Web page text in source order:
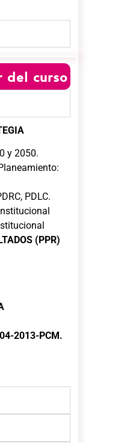
del curso
y 2050.
PDLC.
(PPR)
2013-PCM.